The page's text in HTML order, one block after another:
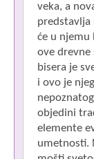
veka, a
predstavlja
će u njemu
ove drevne
bisera je
i ovo je
objedini
elemente
umetnosti.